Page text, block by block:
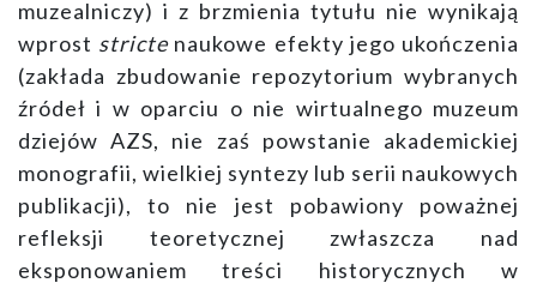
muzealniczy) i z brzmienia tytułu nie wynikają
wprost strictenaukowe efekty jego ukończenia
(zakłada zbudowanie repozytorium wybranych
źródeł i w oparciu o nie wirtualnego muzeum
dziejów AZS, nie zaś powstanie akademickiej
monografii, wielkiej syntezy lub serii naukowych
publikacji), to nie jest pobawiony poważnej
refleksji teoretycznej zwłaszcza nad
eksponowaniem treści historycznych w